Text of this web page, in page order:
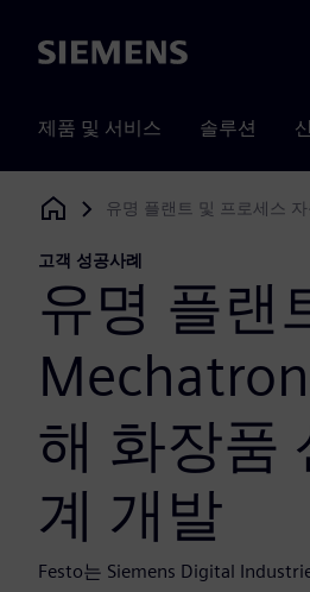
Siemens
제품 및 서비스 솔루션
Siemens Digital Industries Software
유명 플랜트 및 프로세스
고객 성공사례
유명 플랜
해 화장품
계 개발
Festo는 Siemens Digital